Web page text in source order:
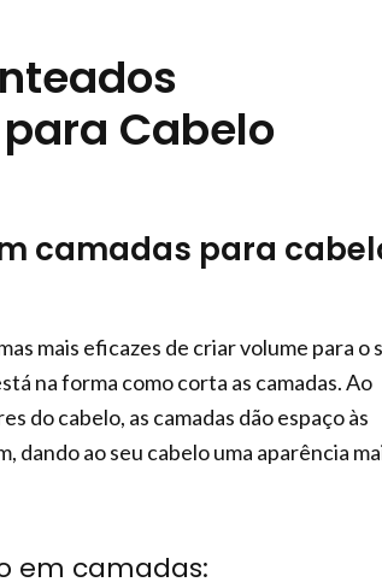
Cabelo
camadas para
mais eficazes de criar volume para o
na forma como corta as camadas. Ao
do cabelo, as camadas dão espaço às
dando ao seu cabelo uma aparência
em camadas: